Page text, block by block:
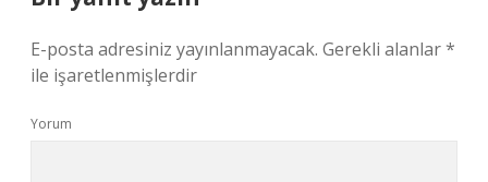
E-posta adresiniz yayınlanmayacak. Gerekli alanlar*
ile işaretlenmişlerdir
Yorum